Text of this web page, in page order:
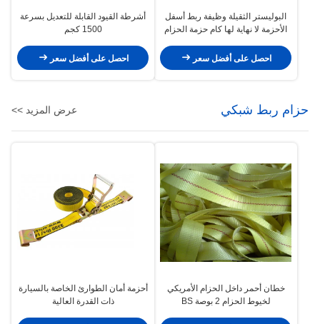
البوليستر الثقيلة وظيفة ربط أسفل
الأحزمة لا نهاية لها كام حزمة الحزام
احصل على أفضل سعر
أشرطة القيود القابلة للتعديل بسرعة
1500 كجم
احصل على أفضل سعر
حزام ربط شبكي عرض المزيد >>
خطان أحمر داخل الحزام الأمريكي
لخيوط الحزام 2 بوصة BS
أحزمة أمان الطوارئ الخاصة بالسيارة
ذات القدرة العالية